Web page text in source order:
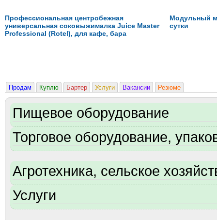
Профессиональная центробежная
универсальная соковыжималка Juice Master
Professional (Rotel), для кафе, бара
Модульный
сутки
Продам Куплю Бартер Услуги Вакансии Резюме
Пищевое оборудование
Торговое оборудование,
Агротехника, сельское
Услуги